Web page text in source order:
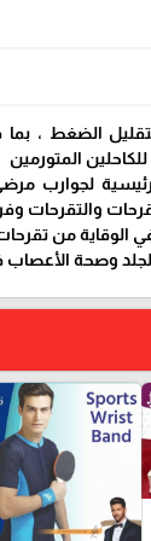
الضغط ،
المتورمين
لجوارب
والتقرحات
الوقاية من
وصحة